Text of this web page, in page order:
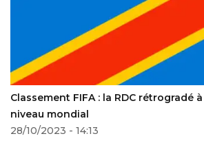
Classement FIFA : la RDC rétrogradé
niveau mondial
28/10/2023 - 14:13